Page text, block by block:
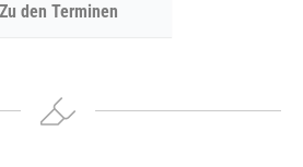
Zu den Terminen